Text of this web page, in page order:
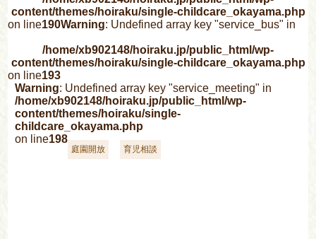
content/themes/hoiraku/single-childcare_okayama.php
on line190Warning: Undefined array key "service_bus" in
/home/xb902148/hoiraku.jp/public_html/wp-
content/themes/hoiraku/single-childcare_okayama.php
on line193
Warning: Undefined array key "service_meeting" in
/home/xb902148/hoiraku.jp/public_html/wp-
content/themes/hoiraku/single-
childcare_okayama.php
on line198
庭園開放 育児相談